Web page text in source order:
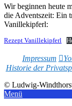
Wir beginnen heute
die Adventszeit: Ein
Vanillekipferl:
Rezept Vanillekipferl
Impressum
Historie der
© Ludwig-
Menü